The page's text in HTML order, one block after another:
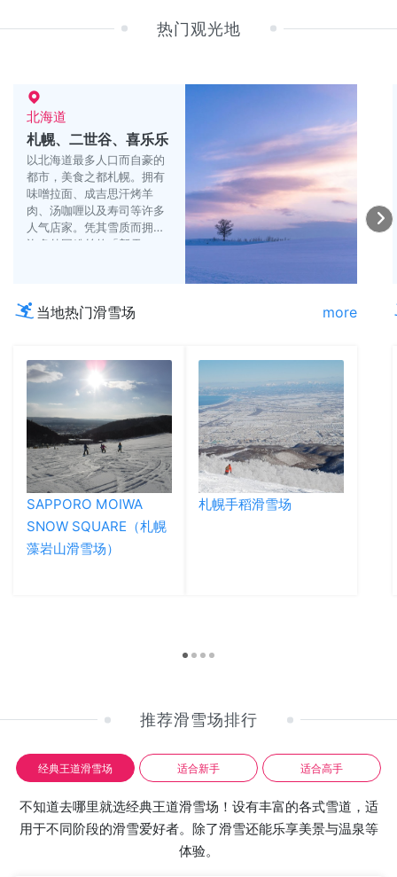
热门观光地
北海道
札幌、二世谷、喜乐乐
以北海道最多人口而自豪的
都市，美食之都札幌。拥有
味噌拉面、成吉思汗烤羊
肉、汤咖喱以及寿司等许多
人气店家。凭其雪质而拥有
许多外国粉丝的「新雪
当地热门滑雪场 more
SAPPORO MOIWA
SNOW SQUARE（札幌
藻岩山滑雪场）
札幌手稻滑雪场
推荐滑雪场排行
经典王道滑雪场 适合新手 适合高手
不知道去哪里就选经典王道滑雪场！设有丰富的各式雪道，适
用于不同阶段的滑雪爱好者。除了滑雪还能乐享美景与温泉等
体验。